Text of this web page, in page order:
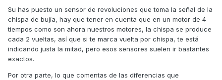
mensaje de error, no se traba aguja, hace todo el recorrido
y vuelve a su posición inicial, pero diría que la lectura que
da no es real. No es posible que me marque las mismas
RPM´s o con tan poca diferencia circulando por carretera
como por autovía.
Su has puesto un sensor de revoluciones que toma la señal de la
chispa de bujía, hay que tener en cuenta que en un motor de 4
tiempos como son ahora nuestros motores, la chispa se produce
cada 2 vueltas, así que si te marca vuelta por chispa, te está
indicando justa la mitad, pero esos sensores suelen ir bastantes
exactos.
Por otra parte, lo que comentas de las diferencias que